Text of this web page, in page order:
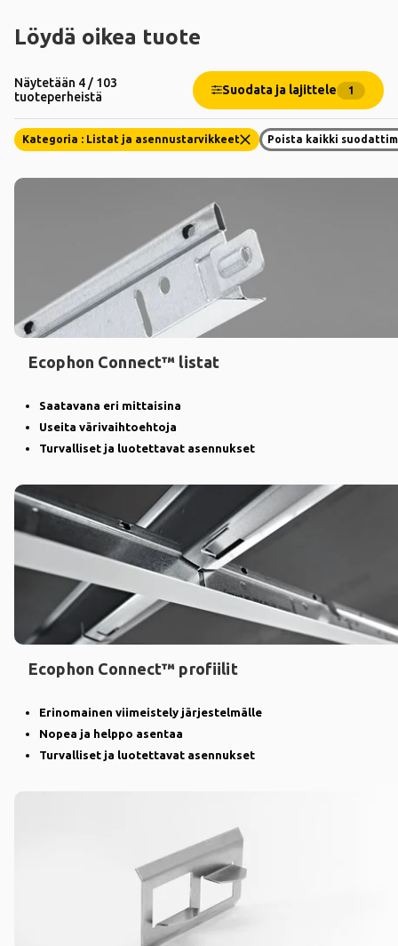
Löydä oikea tuote
Näytetään 4 / 103
tuoteperheistä
Suodata ja lajittele 1
Kategoria : Listat ja asennustarvikkeet Poista kaikki
Ecophon Connect™ listat
Saatavana eri mittaisina
Useita värivaihtoehtoja
Turvalliset ja luotettavat asennukset
Ecophon Connect™ profiilit
Erinomainen viimeistely järjestelmälle
Nopea ja helppo asentaa
Turvalliset ja luotettavat asennukset